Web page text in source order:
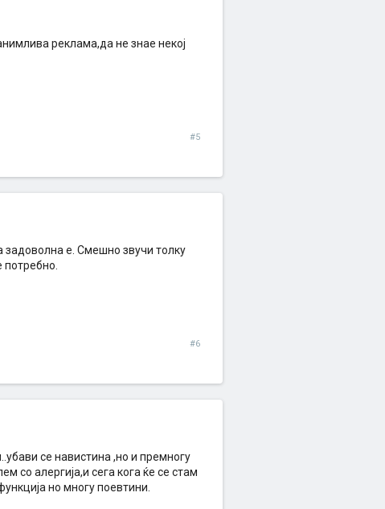
реклама,да не знае некој
#5
задоволна е. Смешно звучи толку
потребно.
#6
се навистина ,но и премногу
со алергија,и сега кога ќе се стам
но многу поевтини.